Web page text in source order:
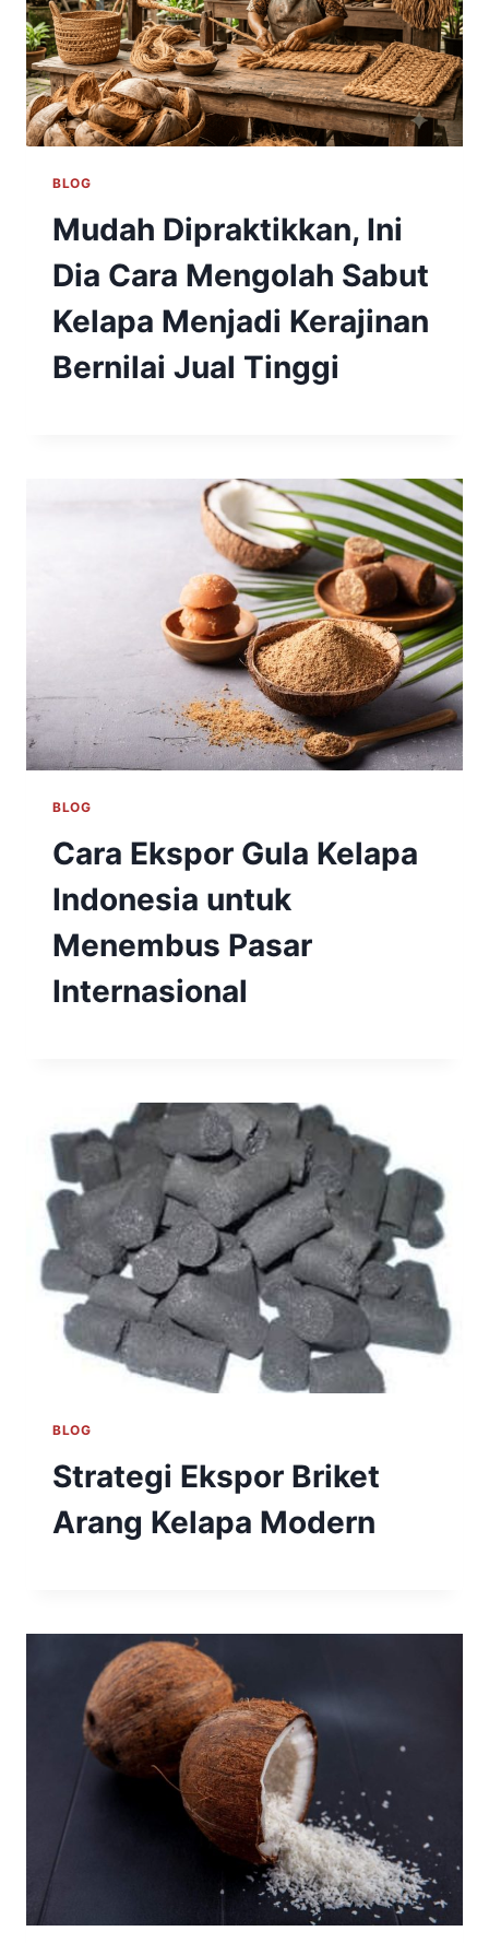
BLOG
Mudah Dipraktikkan, Ini
Dia Cara Mengolah Sabut
Kelapa Menjadi Kerajinan
Bernilai Jual Tinggi
BLOG
Cara Ekspor Gula Kelapa
Indonesia untuk
Menembus Pasar
Internasional
BLOG
Strategi Ekspor Briket
Arang Kelapa Modern